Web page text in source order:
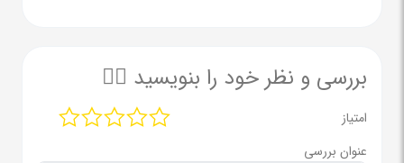
بررسی و نظر خود را بنویسید ✍🏻
امتیاز
عنوان بررسی